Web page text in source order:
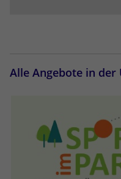
Alle Angebote in der
Dieser
Google